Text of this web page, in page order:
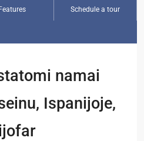
Features Schedule a tour
namai
Ispanijoje,